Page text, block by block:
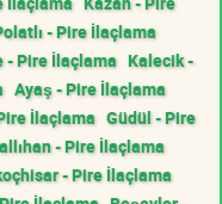
- Pire İlaçlama
- Pire İlaçlama Kalecik -
Ayaş - Pire İlaçlama
İlaçlama Güdül - Pire
- Pire İlaçlama
- Pire İlaçlama